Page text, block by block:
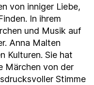
von inniger Liebe,
In ihrem
und Musik auf
Anna Malten
Kulturen. Sie hat
Märchen von der
Stimme